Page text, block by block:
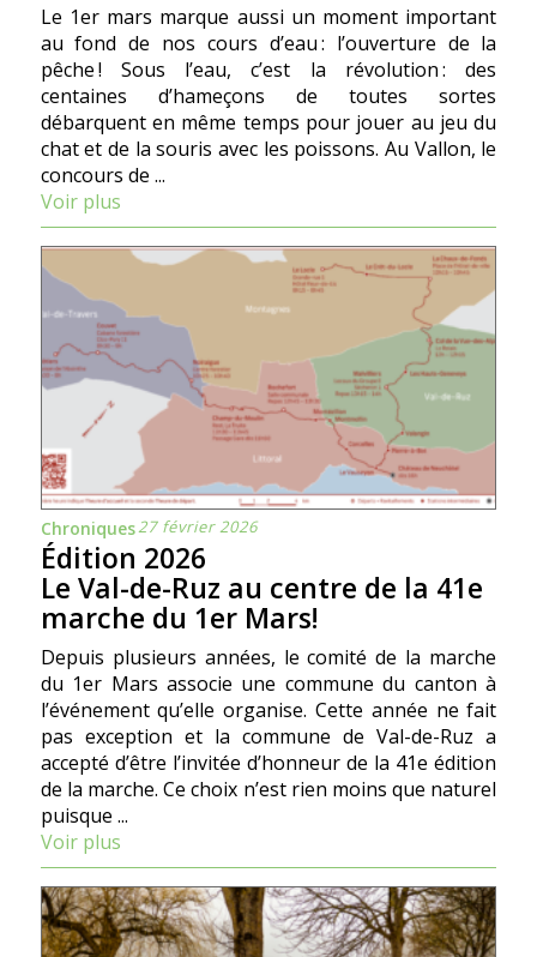
Le 1er mars marque aussi un moment important
au fond de nos cours d’eau : l’ouverture de la
pêche ! Sous l’eau, c’est la révolution : des
centaines d’hameçons de toutes sortes
débarquent en même temps pour jouer au jeu du
chat et de la souris avec les poissons. Au Vallon, le
concours de ...
Voir plus
Chroniques27 février 2026
Édition 2026
Le Val-de-Ruz au centre de la 41e
marche du 1er Mars!
Depuis plusieurs années, le comité de la marche
du 1er Mars associe une commune du canton à
l’événement qu’elle organise. Cette année ne fait
pas exception et la commune de Val-de-Ruz a
accepté d’être l’invitée d’honneur de la 41e édition
de la marche. Ce choix n’est rien moins que naturel
puisque ...
Voir plus